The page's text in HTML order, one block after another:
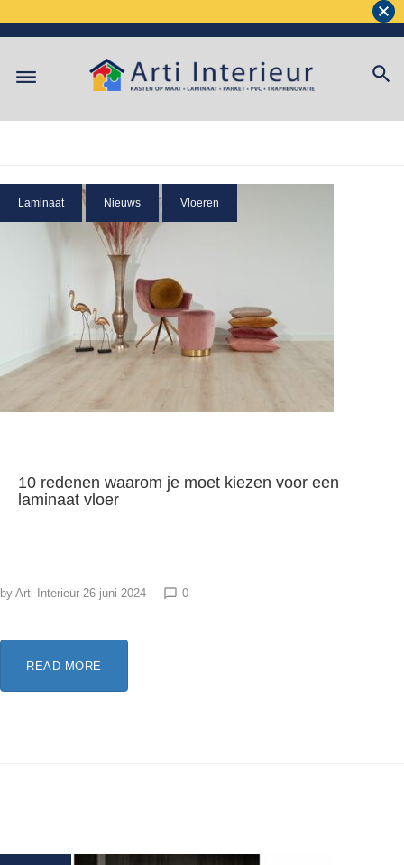
Laminaat Nieuws Vloeren
10 redenen waarom je moet kiezen voor een
laminaat vloer
by Arti-Interieur 26 juni 2024 chat_bubble_outline 0
READ MORE